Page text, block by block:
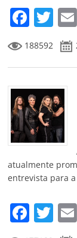
F
a
c
e
b
o
o
k
T
w
itt
er
188592
atualmente
entrevista para
F
a
T
w